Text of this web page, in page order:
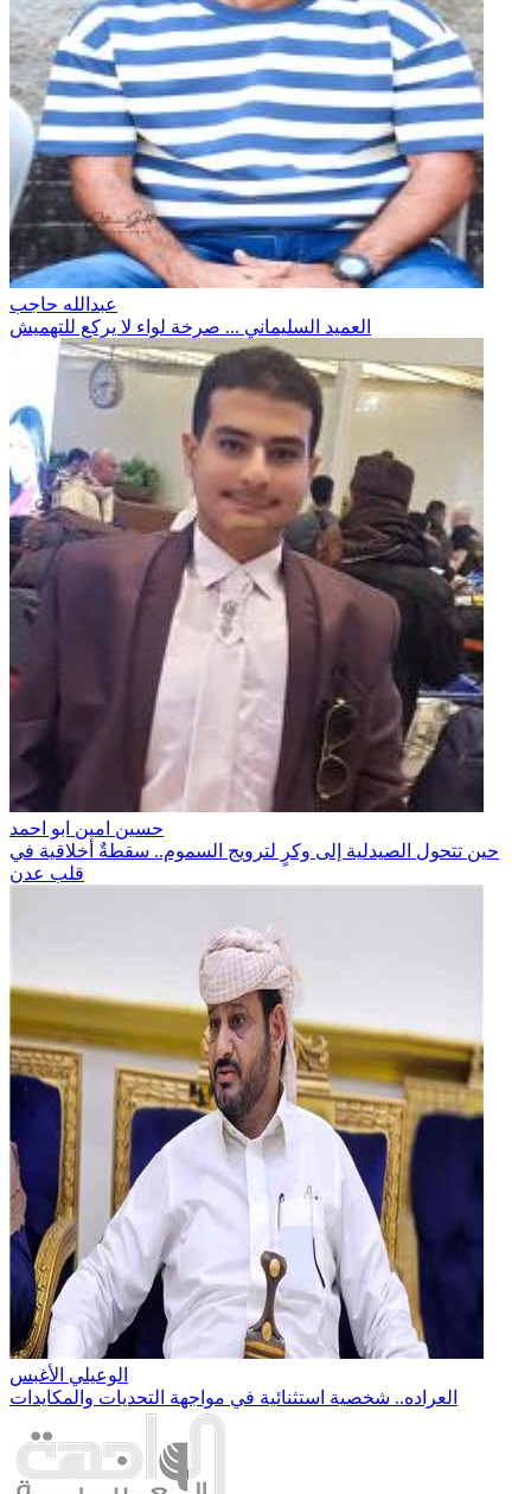
عبدالله حاجب
العميد السليماني ... صرخة لواء لا يركع للتهميش
حسين امين ابو احمد
حين تتحول الصيدلية إلى وكرٍ لترويج السموم.. سقطةٌ أخلاقية في
قلب عدن
الوعيلي الأغبس
العراده.. شخصية استثنائية في مواجهة التحديات والمكايدات